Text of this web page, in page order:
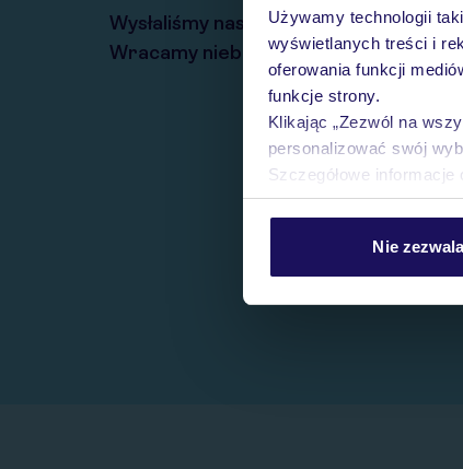
Używamy technologii
wyświetlanych treści i
oferowania funkcji
funkcje strony.
Klikając „Zezwól na
personalizować swój
Szczegółowe
Nie
Wysłaliśmy nasz serwis na krótkie
Wracamy niebawem!